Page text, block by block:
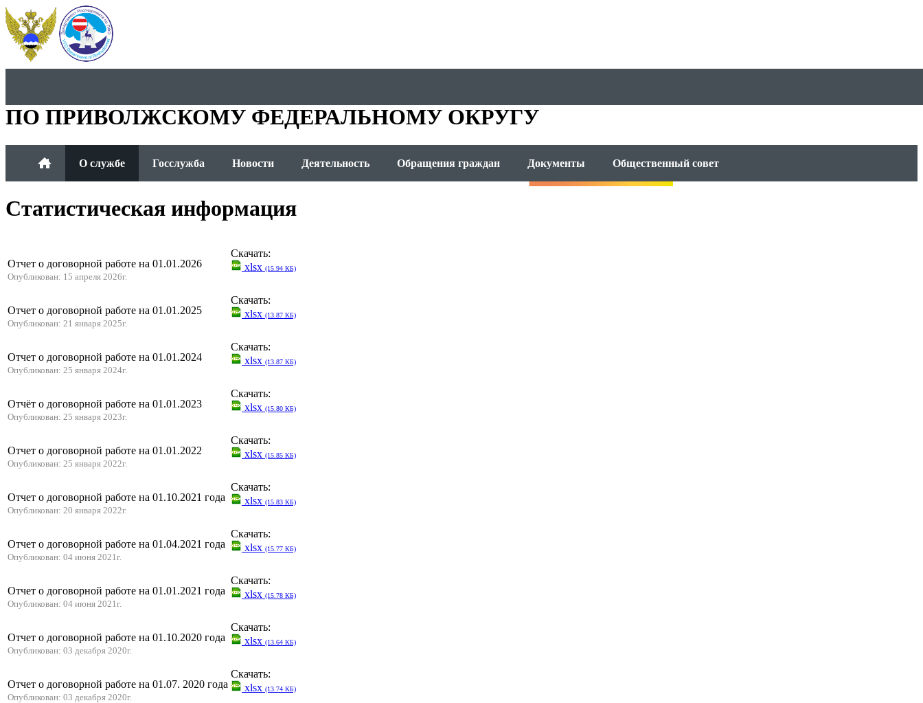
ПО ПРИВОЛЖСКОМУ ФЕДЕРАЛЬНОМУ ОКРУГУ
О службе Госслужба Новости Деятельность Обращения граждан Документы Общественный совет
Статистическая информация
Отчет о договорной работе на 01.01.2026
Опубликован: 15 апреля 2026г.
Скачать:
xlsx (15.94 КБ)
Отчет о договорной работе на 01.01.2025
Опубликован: 21 января 2025г.
Скачать:
xlsx (13.87 КБ)
Отчет о договорной работе на 01.01.2024
Опубликован: 25 января 2024г.
Скачать:
xlsx (13.87 КБ)
Отчёт о договорной работе на 01.01.2023
Опубликован: 25 января 2023г.
Скачать:
xlsx (15.80 КБ)
Отчет о договорной работе на 01.01.2022
Опубликован: 25 января 2022г.
Скачать:
xlsx (15.85 КБ)
Отчет о договорной работе на 01.10.2021 года
Опубликован: 20 января 2022г.
Скачать:
xlsx (15.83 КБ)
Отчет о договорной работе на 01.04.2021 года
Опубликован: 04 июня 2021г.
Скачать:
xlsx (15.77 КБ)
Отчет о договорной работе на 01.01.2021 года
Опубликован: 04 июня 2021г.
Скачать:
xlsx (15.78 КБ)
Отчет о договорной работе на 01.10.2020 года
Опубликован: 03 декабря 2020г.
Скачать:
xlsx (13.64 КБ)
Отчет о договорной работе на 01.07. 2020 года
Опубликован: 03 декабря 2020г.
Скачать:
xlsx (13.74 КБ)